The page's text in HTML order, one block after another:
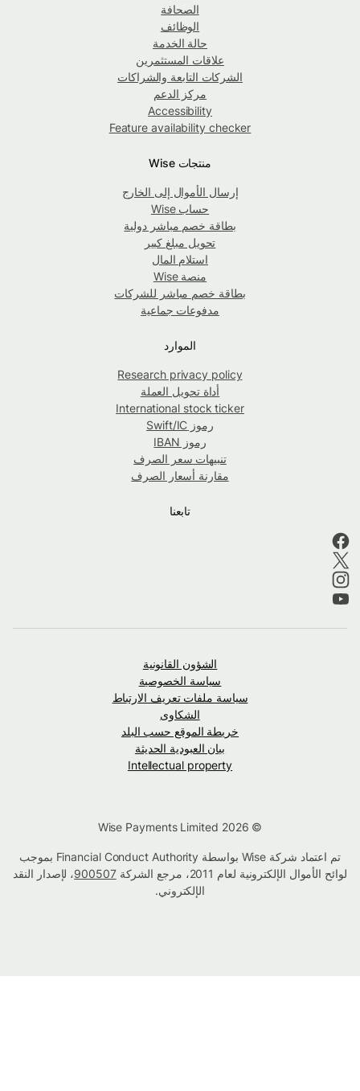
الصحافة
الوظائف
حالة الخدمة
علاقات المستثمرين
الشركات التابعة والشراكات
مركز الدعم
Accessibility
Feature availability checker
منتجات Wise
إرسال الأموال إلى الخارج
حساب Wise
بطاقة خصم مباشر دولية
تحويل مبلغ كبير
استلام المال
منصة Wise
بطاقة خصم مباشر للشركات
مدفوعات جماعية
الموارد
Research privacy policy
أداة تحويل العملة
International stock ticker
رموز Swift/IC
رموز IBAN
تنبيهات سعر الصرف
مقارنة أسعار الصرف
تابعنا
الشؤون القانونية
سياسة الخصوصية
سياسة ملفات تعريف الارتباط
الشكاوى
خريطة الموقع حسب البلد
بيان العبودية الحديثة
Intellectual property
تم اعتماد شركة Wise بواسطة Financial Conduct Authority بموجب
لوائح الأموال الإلكترونية لعام 2011، مرجع الشركة
900507، لإصدار النقد
الإلكتروني.